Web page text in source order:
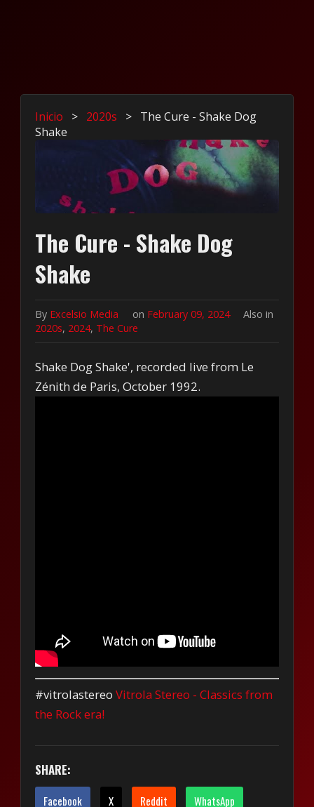
Inicio > 2020s > The Cure - Shake Dog
Shake
The Cure - Shake Dog
Shake
By Excelsio Media on February 09, 2024
Also in
2020s, 2024, The Cure
Shake Dog Shake', recorded live from Le
Zénith de Paris, October 1992.
#vitrolastereoVitrola Stereo - Classics from
the Rock era!
SHARE:
Facebook X Reddit WhatsApp